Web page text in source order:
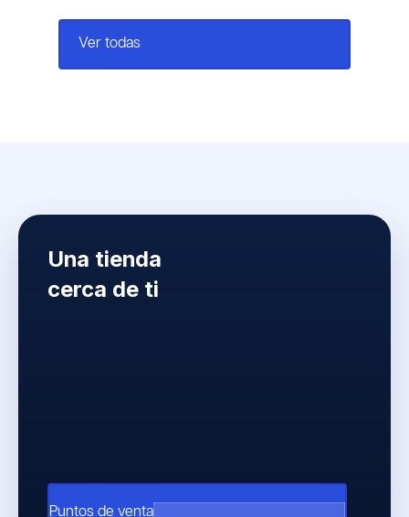
Ver todas
Una tienda
cerca de ti
Puntos de venta